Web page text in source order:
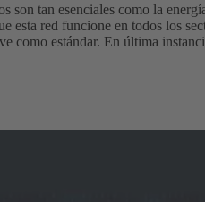
son tan esenciales como la
esta red funcione en todos los
como estándar. En última